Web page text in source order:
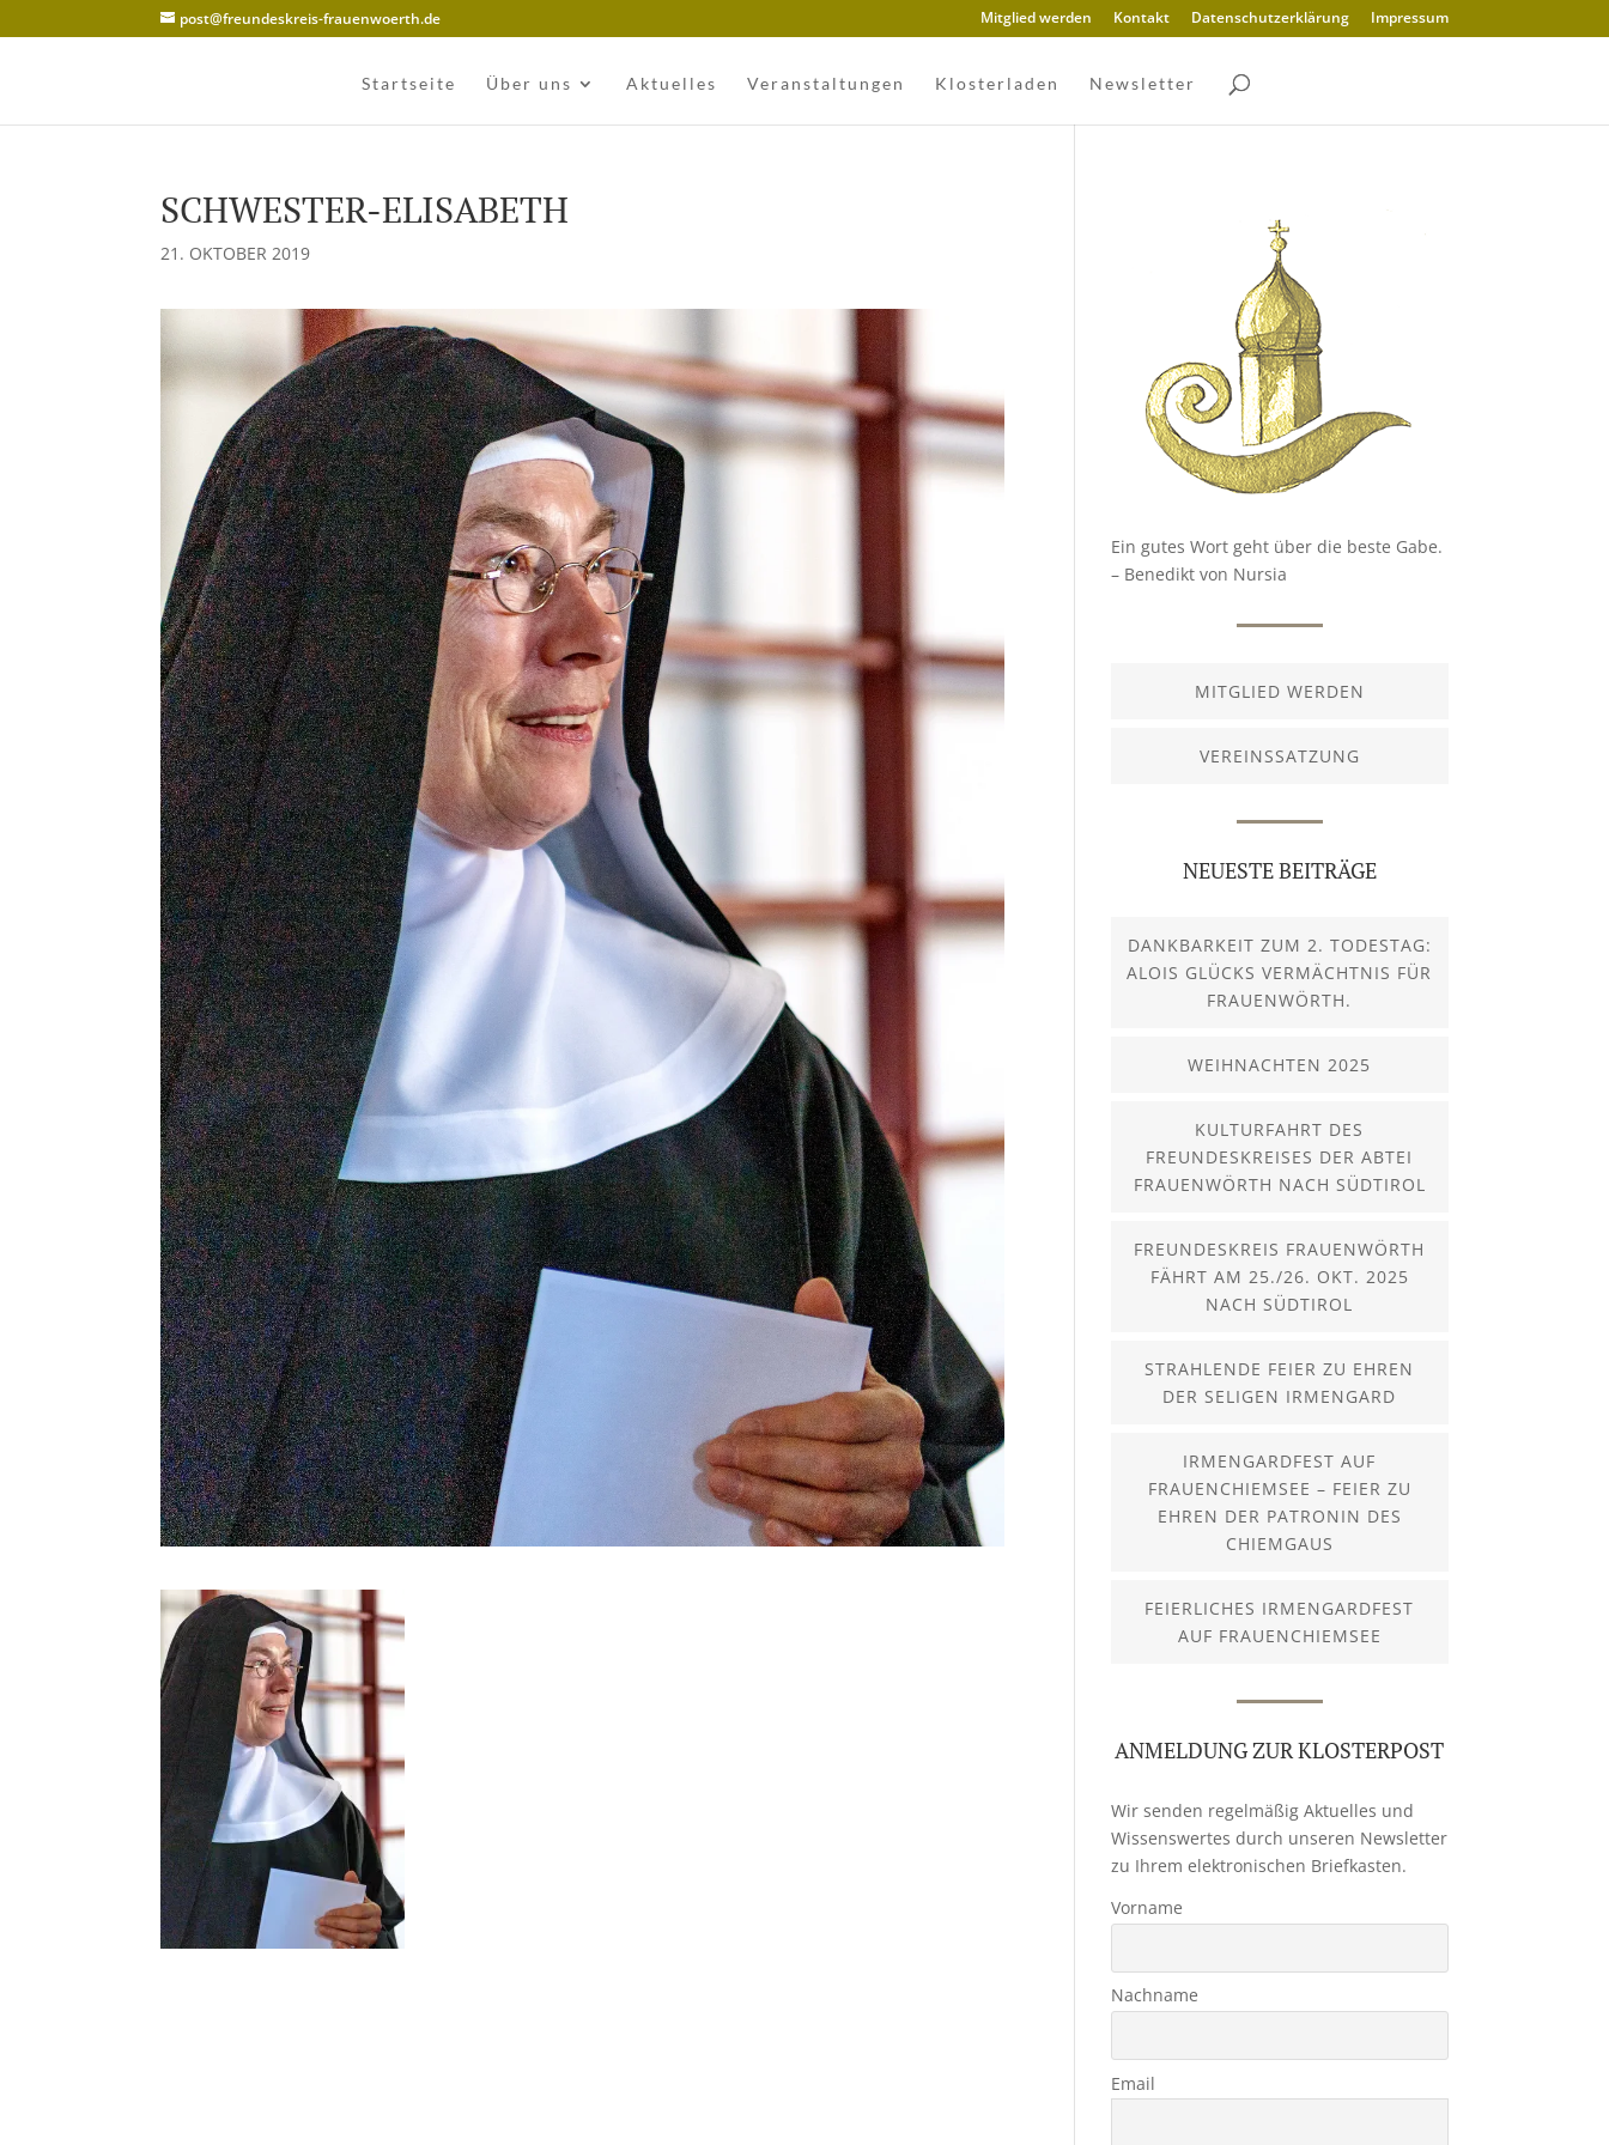
post@freundeskreis-frauenwoerth.de Mitglied werden Kontakt Datenschutzerklärung Impressum
Startseite Über uns Aktuelles Veranstaltungen Klosterladen Newsletter
SCHWESTER-ELISABETH
21. OKTOBER 2019
Ein gutes Wort geht über die beste Gabe.
– Benedikt von Nursia
MITGLIED WERDEN
VEREINSSATZUNG
NEUESTE BEITRÄGE
DANKBARKEIT ZUM 2. TODESTAG:
ALOIS GLÜCKS VERMÄCHTNIS FÜR
FRAUENWÖRTH.
WEIHNACHTEN 2025
KULTURFAHRT DES
FREUNDESKREISES DER ABTEI
FRAUENWÖRTH NACH SÜDTIROL
FREUNDESKREIS FRAUENWÖRTH
FÄHRT AM 25./26. OKT. 2025
NACH SÜDTIROL
STRAHLENDE FEIER ZU EHREN
DER SELIGEN IRMENGARD
IRMENGARDFEST AUF
FRAUENCHIEMSEE – FEIER ZU
EHREN DER PATRONIN DES
CHIEMGAUS
FEIERLICHES IRMENGARDFEST
AUF FRAUENCHIEMSEE
ANMELDUNG ZUR KLOSTERPOST
Wir senden regelmäßig Aktuelles und
Wissenswertes durch unseren Newsletter
zu Ihrem elektronischen Briefkasten.
Vorname
Nachname
Email